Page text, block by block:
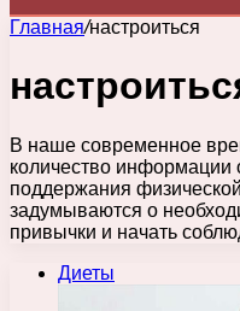
Главная/настроиться
В наше современное
количество информации
поддержания
задумываются о
привычки и начать
Диеты